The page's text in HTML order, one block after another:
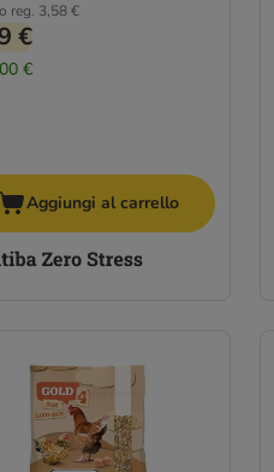
reg. 3,58 €
€
€
Aggiungi al carrello